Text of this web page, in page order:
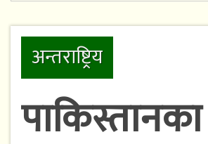
अन्तराष्ट्रिय
पाकिस्तानका